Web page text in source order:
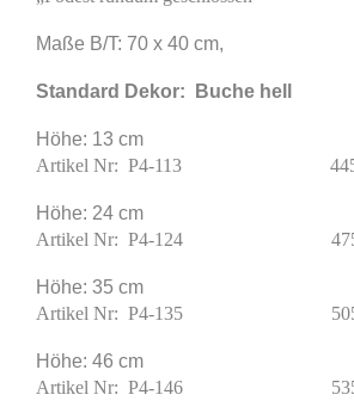
Maße B/T: 70 x 40 cm,
Standard Dekor: Buche hell
Höhe: 13 cm
Artikel Nr: P4-113
Höhe: 24 cm
Artikel Nr: P4-124
Höhe: 35 cm
Artikel Nr: P4-135
Höhe: 46 cm
Artikel Nr: P4-146